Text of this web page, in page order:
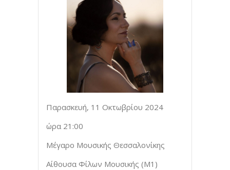
Παρασκευή, 11 Οκτωβρίου 2024
ώρα 21:00
Μέγαρο Μουσικής Θεσσαλονίκης
Αίθουσα Φίλων Μουσικής (Μ1)